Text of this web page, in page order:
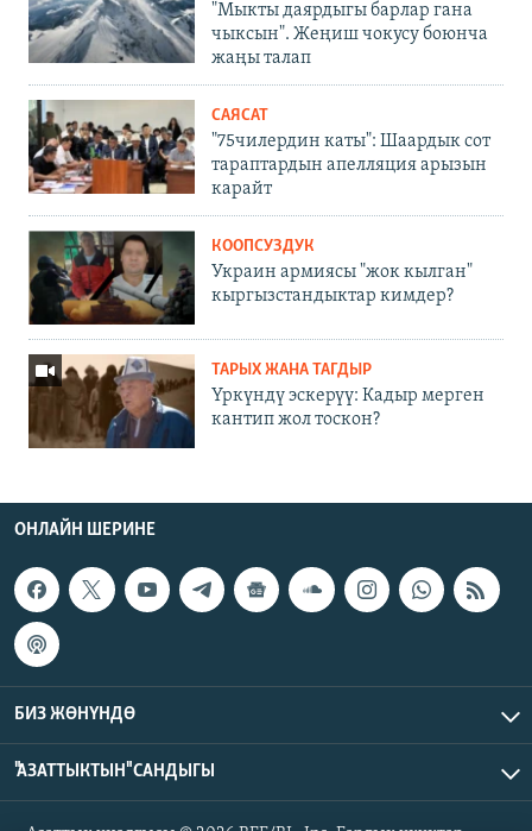
"Мыкты даярдыгы барлар гана
чыксын". Жеңиш чокусу боюнча
жаңы талап
САЯСАТ
"75чилердин каты": Шаардык сот
тараптардын апелляция арызын
карайт
КООПСУЗДУК
Украин армиясы "жок кылган"
кыргызстандыктар кимдер?
ТАРЫХ ЖАНА ТАГДЫР
Үркүндү эскерүү: Кадыр мерген
кантип жол тоскон?
ОНЛАЙН ШЕРИНЕ
БИЗ ЖӨНҮНДӨ
"АЗАТТЫКТЫН" САНДЫГЫ